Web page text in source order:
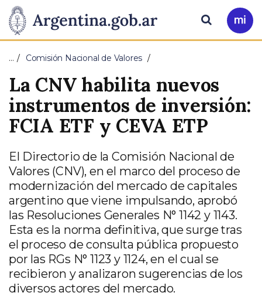
Presidencia
de
la
Nación
Pasar al contenido principal
Ir
a
Buscar
… Comisión Nacional de Valores
La CNV habilita nuevos
instrumentos de inversión:
FCIA ETF y CEVA ETP
El Directorio de la Comisión Nacional de
Valores (CNV), en el marco del proceso de
modernización del mercado de capitales
argentino que viene impulsando, aprobó
las Resoluciones Generales N° 1142 y 1143.
Esta es la norma definitiva, que surge tras
el proceso de consulta pública propuesto
por las RGs N° 1123 y 1124, en el cual se
recibieron y analizaron sugerencias de los
diversos actores del mercado.